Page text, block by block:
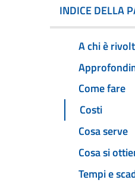
INDICE DELLA
A chi è
Come fare
Costi
Cosa serve
Cosa si
Tempi e